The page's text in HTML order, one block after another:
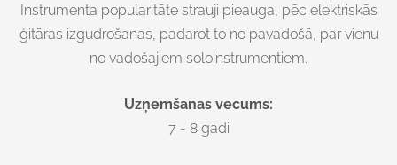
Instrumenta popularitāte strauji pieauga, pēc elektriskās
ģitāras izgudrošanas, padarot to no pavadošā, par vienu
no vadošajiem soloinstrumentiem.
Uzņemšanas vecums:
7 - 8 gadi